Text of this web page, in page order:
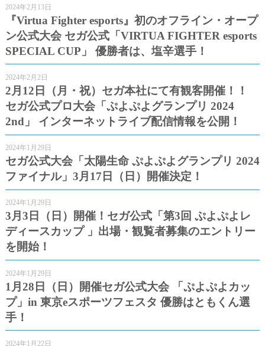
2024年2月13日
『Virtua Fighter esports』初のオフライン・オープ
ン公式大会 セガ公式「VIRTUA FIGHTER esports
SPECIAL CUP」 優勝者は、塩辛選手！
2024年2月2日
2月12日（月・祝）セガ本社にて有観客開催！！
セガ公式プロ大会「ぷよぷよグランプリ 2024
2nd」 インターネットライブ配信情報を公開！
2024年1月29日
セガ公式大会「太陽生命 ぷよぷよグランプリ 2024
ファイナル」3月17日（日）開催決定！
2024年1月29日
3月3日（日）開催！セガ公式「第3回 ぷよぷよレ
ディースカップ 」出場・観覧者募集のエントリー
を開始！
2024年1月29日
1月28日（日）開催セガ公式大会 「ぷよぷよカッ
プ」in 東京eスポーツフェスタ 優勝はともくん選
手！
2024年1月22日